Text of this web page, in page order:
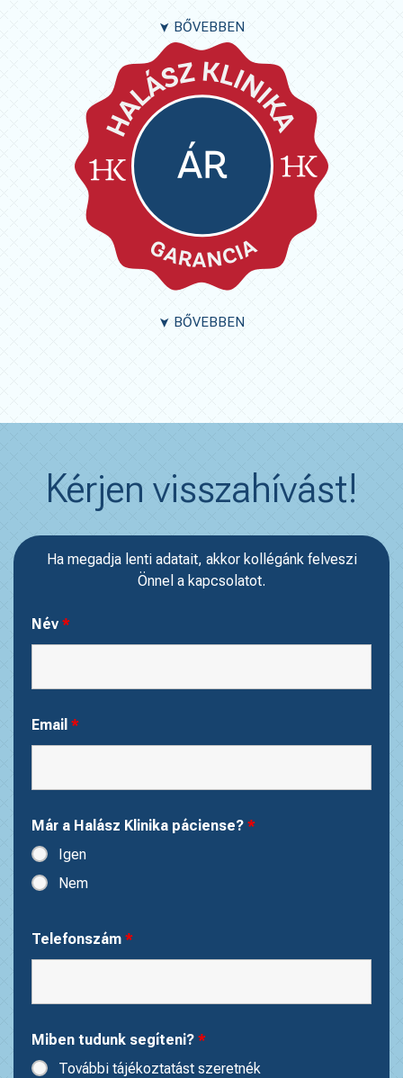
➤ BŐVEBBEN
➤ BŐVEBBEN
Kérjen visszahívást!
Ha megadja lenti adatait, akkor kollégánk felveszi
Önnel a kapcsolatot.
Név *
Email *
Már a Halász Klinika páciense? *
Igen
Nem
Telefonszám *
Miben tudunk segíteni? *
További tájékoztatást szeretnék